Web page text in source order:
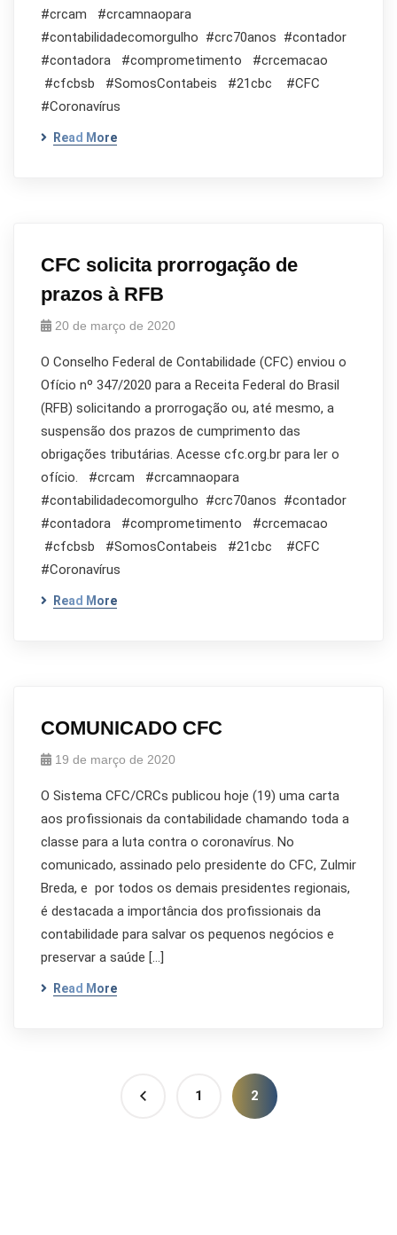
#crcam #crcamnaopara
#contabilidadecomorgulho #crc70anos #contador
#contadora #comprometimento #crcemacao
#cfcbsb #SomosContabeis #21cbc #CFC
#Coronavírus
Read More
CFC solicita prorrogação de
prazos à RFB
20 de março de 2020
O Conselho Federal de Contabilidade (CFC) enviou o
Ofício nº 347/2020 para a Receita Federal do Brasil
(RFB) solicitando a prorrogação ou, até mesmo, a
suspensão dos prazos de cumprimento das
obrigações tributárias. Acesse cfc.org.br para ler o
ofício. #crcam #crcamnaopara
#contabilidadecomorgulho #crc70anos #contador
#contadora #comprometimento #crcemacao
#cfcbsb #SomosContabeis #21cbc #CFC
#Coronavírus
Read More
COMUNICADO CFC
19 de março de 2020
O Sistema CFC/CRCs publicou hoje (19) uma carta
aos profissionais da contabilidade chamando toda a
classe para a luta contra o coronavírus. No
comunicado, assinado pelo presidente do CFC, Zulmir
Breda, e por todos os demais presidentes regionais,
é destacada a importância dos profissionais da
contabilidade para salvar os pequenos negócios e
preservar a saúde […]
Read More
1 2